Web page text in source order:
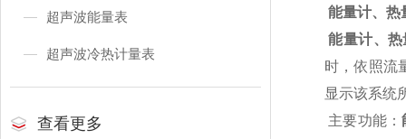
超声波能量表
超声波冷热计量表
查看更多
能量计、热
能量计、热
时，依照流
显示该系统
主要功能：